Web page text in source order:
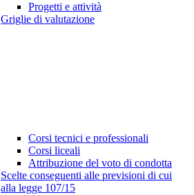
Progetti e attività
Griglie di valutazione
Corsi tecnici e professionali
Corsi liceali
Attribuzione del voto di condotta
Scelte conseguenti alle previsioni di cui
alla legge 107/15